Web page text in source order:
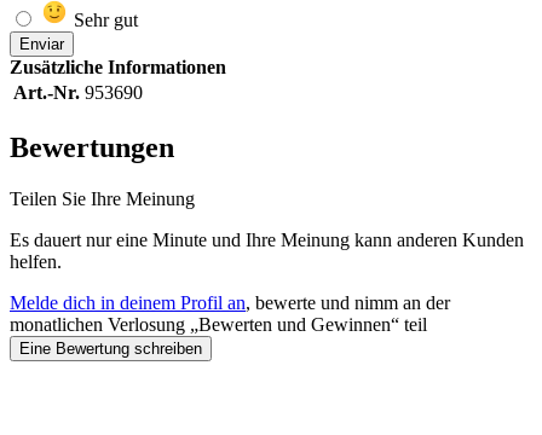
Sehr gut
Enviar
Zusätzliche Informationen
Art.-Nr. 953690
Bewertungen
Teilen Sie Ihre Meinung
Es dauert nur eine Minute und Ihre Meinung kann anderen Kunden
helfen.
Melde dich in deinem Profil an, bewerte und nimm an der
monatlichen Verlosung „Bewerten und Gewinnen“ teil
Eine Bewertung schreiben